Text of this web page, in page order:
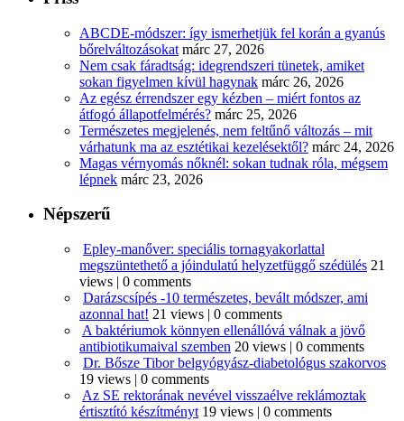
ABCDE‑módszer: így ismerhetjük fel korán a gyanús
bőrelváltozásokat márc 27, 2026
Nem csak fáradtság: idegrendszeri tünetek, amiket
sokan figyelmen kívül hagynak márc 26, 2026
Az egész érrendszer egy kézben – miért fontos az
átfogó állapotfelmérés? márc 25, 2026
Természetes megjelenés, nem feltűnő változás – mit
várhatunk ma az esztétikai kezelésektől? márc 24, 2026
Magas vérnyomás nőknél: sokan tudnak róla, mégsem
lépnek márc 23, 2026
Népszerű
Epley-manőver: speciális tornagyakorlattal
megszüntethető a jóindulatú helyzetfüggő szédülés 21
views | 0 comments
Darázscsípés -10 természetes, bevált módszer, ami
azonnal hat! 21 views | 0 comments
A baktériumok könnyen ellenállóvá válnak a jövő
antibiotikumaival szemben 20 views | 0 comments
Dr. Bősze Tibor belgyógyász-diabetológus szakorvos
19 views | 0 comments
Az SE rektorának nevével visszaélve reklámoztak
értisztító készítményt 19 views | 0 comments